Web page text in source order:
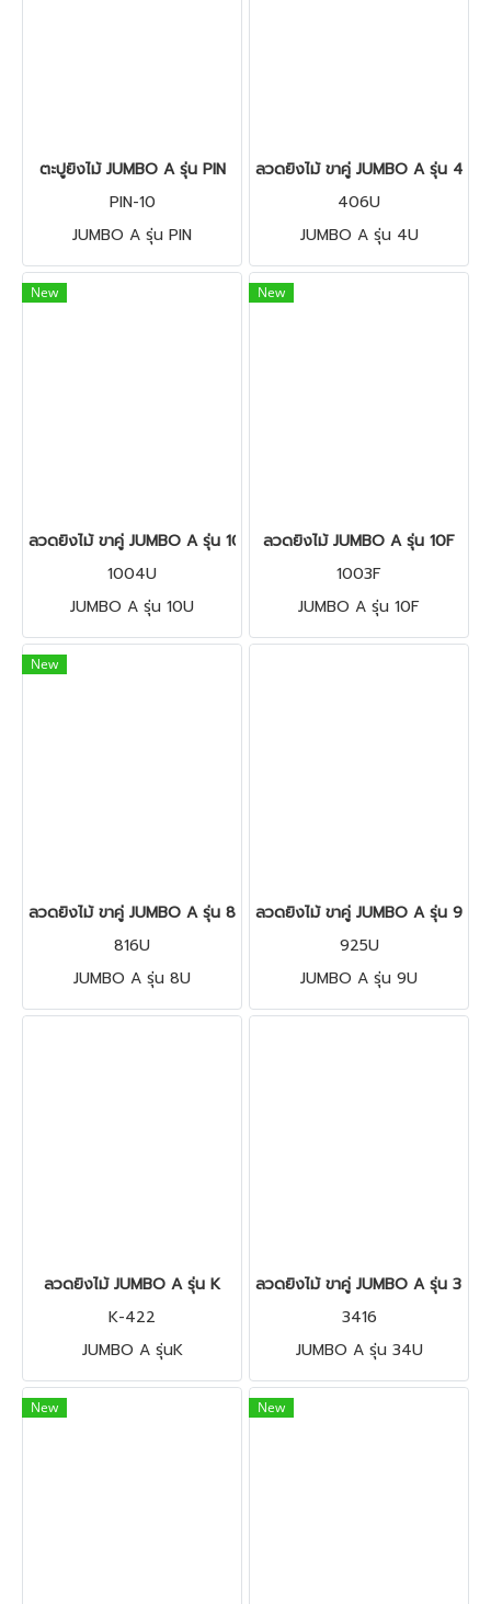
ตะปูยิงไม้ JUMBO A รุ่น PIN
PIN-10
JUMBO A รุ่น PIN
ลวดยิงไม้ ขาคู่ JUMBO A รุ่น 4U
406U
JUMBO A รุ่น 4U
New
ลวดยิงไม้ ขาคู่ JUMBO A รุ่น 10U
1004U
JUMBO A รุ่น 10U
New
ลวดยิงไม้ JUMBO A รุ่น 10F
1003F
JUMBO A รุ่น 10F
New
ลวดยิงไม้ ขาคู่ JUMBO A รุ่น 8U
816U
JUMBO A รุ่น 8U
ลวดยิงไม้ ขาคู่ JUMBO A รุ่น 9U
925U
JUMBO A รุ่น 9U
ลวดยิงไม้ JUMBO A รุ่น K
K-422
JUMBO A รุ่นK
ลวดยิงไม้ ขาคู่ JUMBO A รุ่น 34U
3416
JUMBO A รุ่น 34U
New New